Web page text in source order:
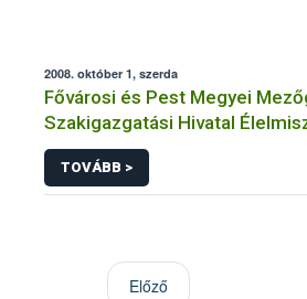
2008. október 1, szerda
Fővárosi és Pest Megyei
Szakigazgatási Hivatal
és Állategészségügyi
TOVÁBB >
Előző